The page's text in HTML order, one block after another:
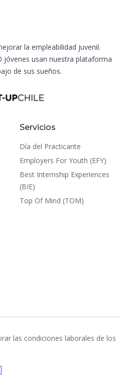
la empleabilidad juvenil.
jóvenes usan nuestra plataforma
de sus sueños.
Servicios
Día del Practicante
Employers For Youth (EFY)
Best Internship Experiences
(BIE)
Top Of Mind (TOM)
las condiciones laborales de los